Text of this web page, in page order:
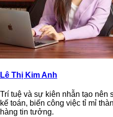
Lê Thị Kim Anh
Trí tuệ và sự kiên nhẫn tạo nên
kế toán, biến công việc tỉ mỉ
hàng tin tưởng.